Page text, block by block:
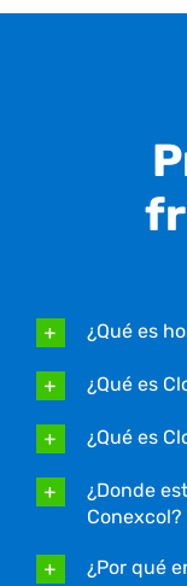
¿Qué es
¿Qué es
¿Qué es
¿Donde
Conexcol?
¿Por qué